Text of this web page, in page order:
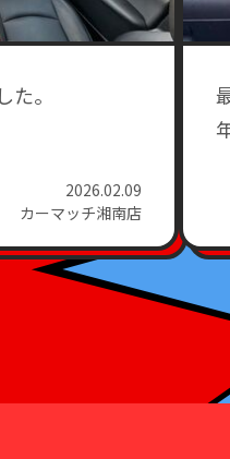
。
2026.02.09
カーマッチ湘南店